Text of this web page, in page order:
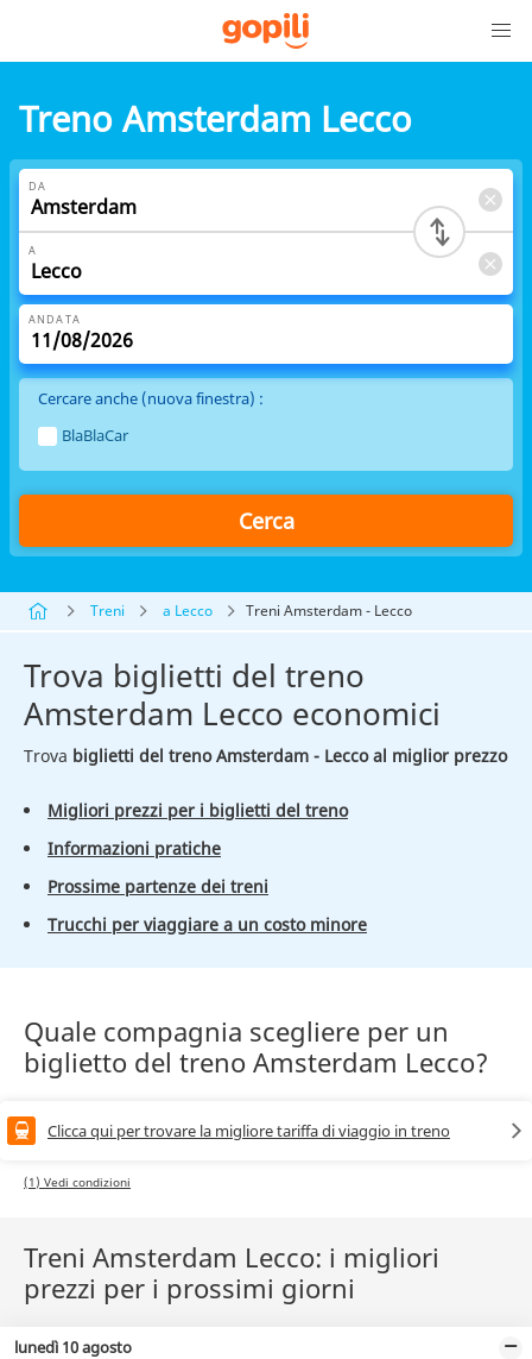
Treno Amsterdam Lecco
DA
A
ANDATA
Cercare anche (nuova finestra) :
BlaBlaCar
Cerca
Treni a Lecco Treni Amsterdam - Lecco
Trova biglietti del treno
Amsterdam Lecco economici
Trova biglietti del treno Amsterdam - Lecco al miglior prezzo
Migliori prezzi per i biglietti del treno
Informazioni pratiche
Prossime partenze dei treni
Trucchi per viaggiare a un costo minore
Quale compagnia scegliere per un
biglietto del treno Amsterdam Lecco?
Clicca qui per trovare la migliore tariffa di viaggio in treno
(1) Vedi condizioni
Treni Amsterdam Lecco: i migliori
prezzi per i prossimi giorni
lunedì 10 agosto